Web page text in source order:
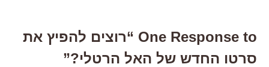
One Response to “רוצים להפיץ את
סרטו החדש של האל הרטלי?”